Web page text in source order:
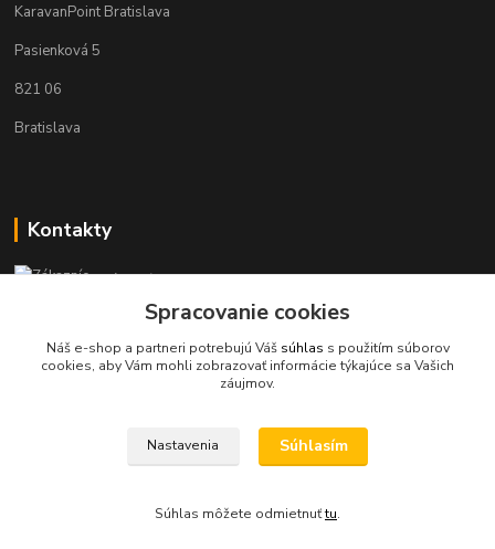
KaravanPoint Bratislava
Pasienková 5
821 06
Bratislava
Kontakty
Zákaznícka podpora KaravanPoint
+421902309993
(Po-Pia, 9-18 hod.)
info@karavanpoint.sk
Spracovanie cookies
Náš e-shop a partneri potrebujú Váš súhlas s použitím súborov
cookies, aby Vám mohli zobrazovať informácie týkajúce sa Vašich
záujmov.
Nastavenia Súhlasím
Súhlas môžete odmietnuťtu.